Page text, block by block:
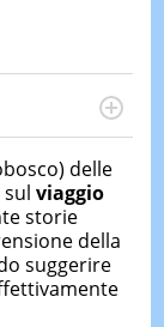
DI
IERI
di
di America
testate ed
"La
delle
viaggio
storie
della
suggerire